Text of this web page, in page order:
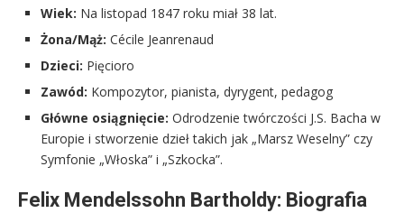
Wiek: Na listopad 1847 roku miał 38 lat.
Żona/Mąż: Cécile Jeanrenaud
Dzieci: Pięcioro
Zawód: Kompozytor, pianista, dyrygent, pedagog
Główne osiągnięcie: Odrodzenie twórczości J.S. Bacha w
Europie i stworzenie dzieł takich jak „Marsz Weselny” czy
Symfonie „Włoska” i „Szkocka”.
Felix Mendelssohn Bartholdy: Biografia